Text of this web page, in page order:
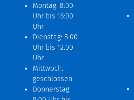
Montag: 8:00
Uhr bis 16:00
Uhr
Dienstag: 8:00
Uhr bis 12:00
Uhr
Mittwoch:
geschlossen
Donnerstag: